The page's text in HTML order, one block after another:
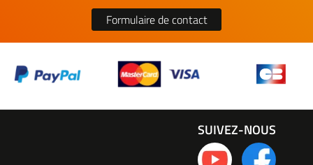
Formulaire de contact
SUIVEZ-NOUS